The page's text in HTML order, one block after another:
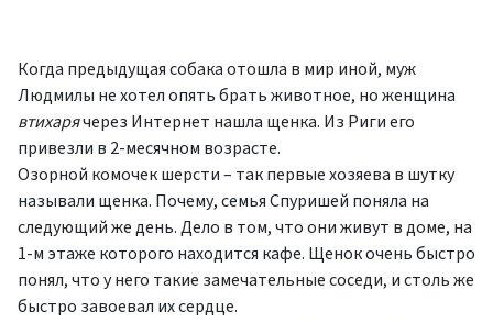
Когда предыдущая собака отошла в мир иной, муж
Людмилы не хотел опять брать животное, но женщина
втихарячерез Интернет нашла щенка. Из Риги его
привезли в 2-месячном возрасте.
Озорной комочек шерсти – так первые хозяева в шутку
называли щенка. Почему, семья Спуришей поняла на
следующий же день. Дело в том, что они живут в доме, на
1-м этаже которого находится кафе. Щенок очень быстро
понял, что у него такие замечательные соседи, и столь же
быстро завоевал их сердце.